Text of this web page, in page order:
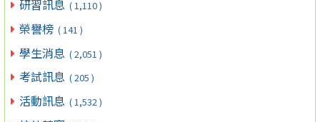
研習訊息 ( 1,110 )
榮譽榜 ( 141 )
學生消息 ( 2,051 )
考試訊息 ( 205 )
活動訊息 ( 1,532 )